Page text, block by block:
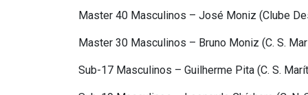
Master 40 Masculinos – José Moniz (Clube
Master 30 Masculinos – Bruno Moniz (C. S.
Sub-17 Masculinos – Guilherme Pita (C. S.